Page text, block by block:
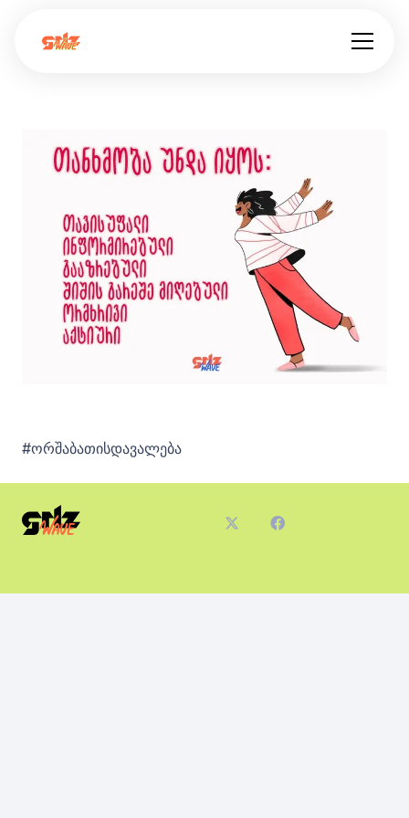
#ორშაბათისდავალება